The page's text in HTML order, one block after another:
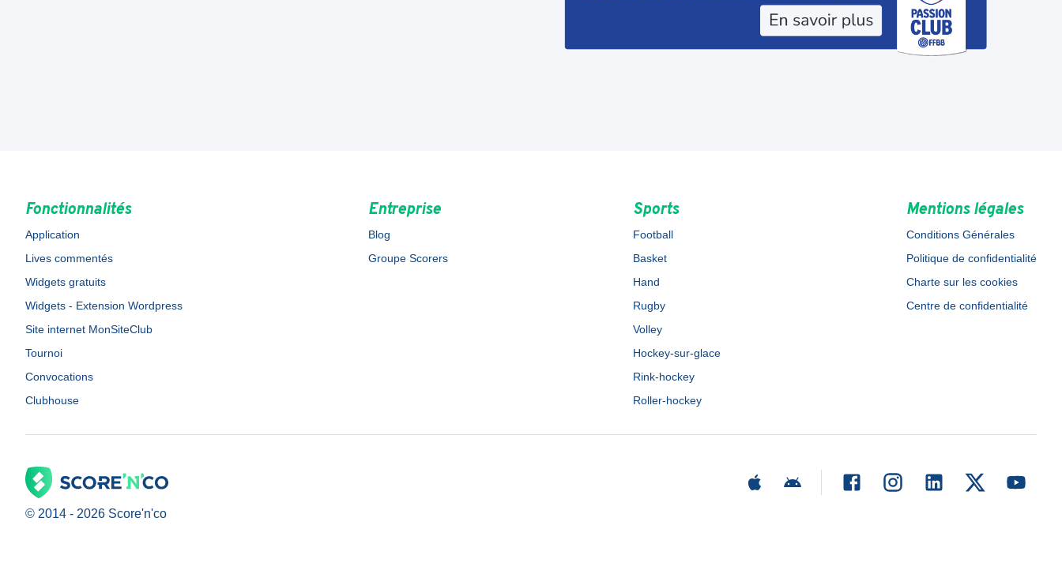
Fonctionnalités
Application
Lives commentés
Widgets gratuits
Widgets - Extension Wordpress
Site internet MonSiteClub
Tournoi
Convocations
Clubhouse
Entreprise
Blog
Groupe Scorers
Sports
Football
Basket
Hand
Rugby
Volley
Hockey-sur-glace
Rink-hockey
Roller-hockey
Mentions légales
Conditions Générales
Politique de confidentialité
Charte sur les cookies
Centre de confidentialité
© 2014 - 2026 Score'n'co